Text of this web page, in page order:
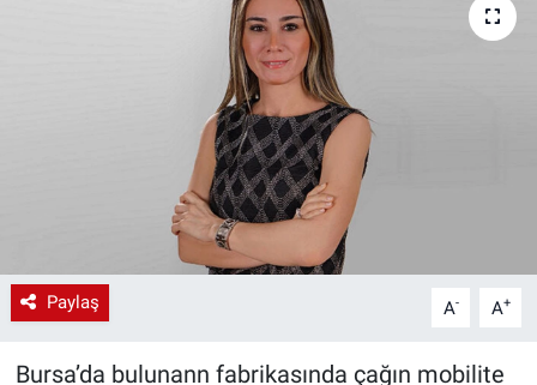
Paylaş A- A+
Bursa’da bulunann fabrikasında çağın mobilite